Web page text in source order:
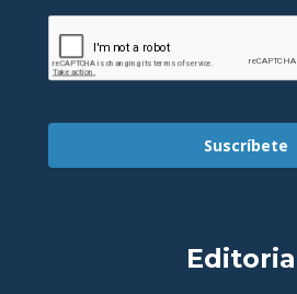
Suscríbete